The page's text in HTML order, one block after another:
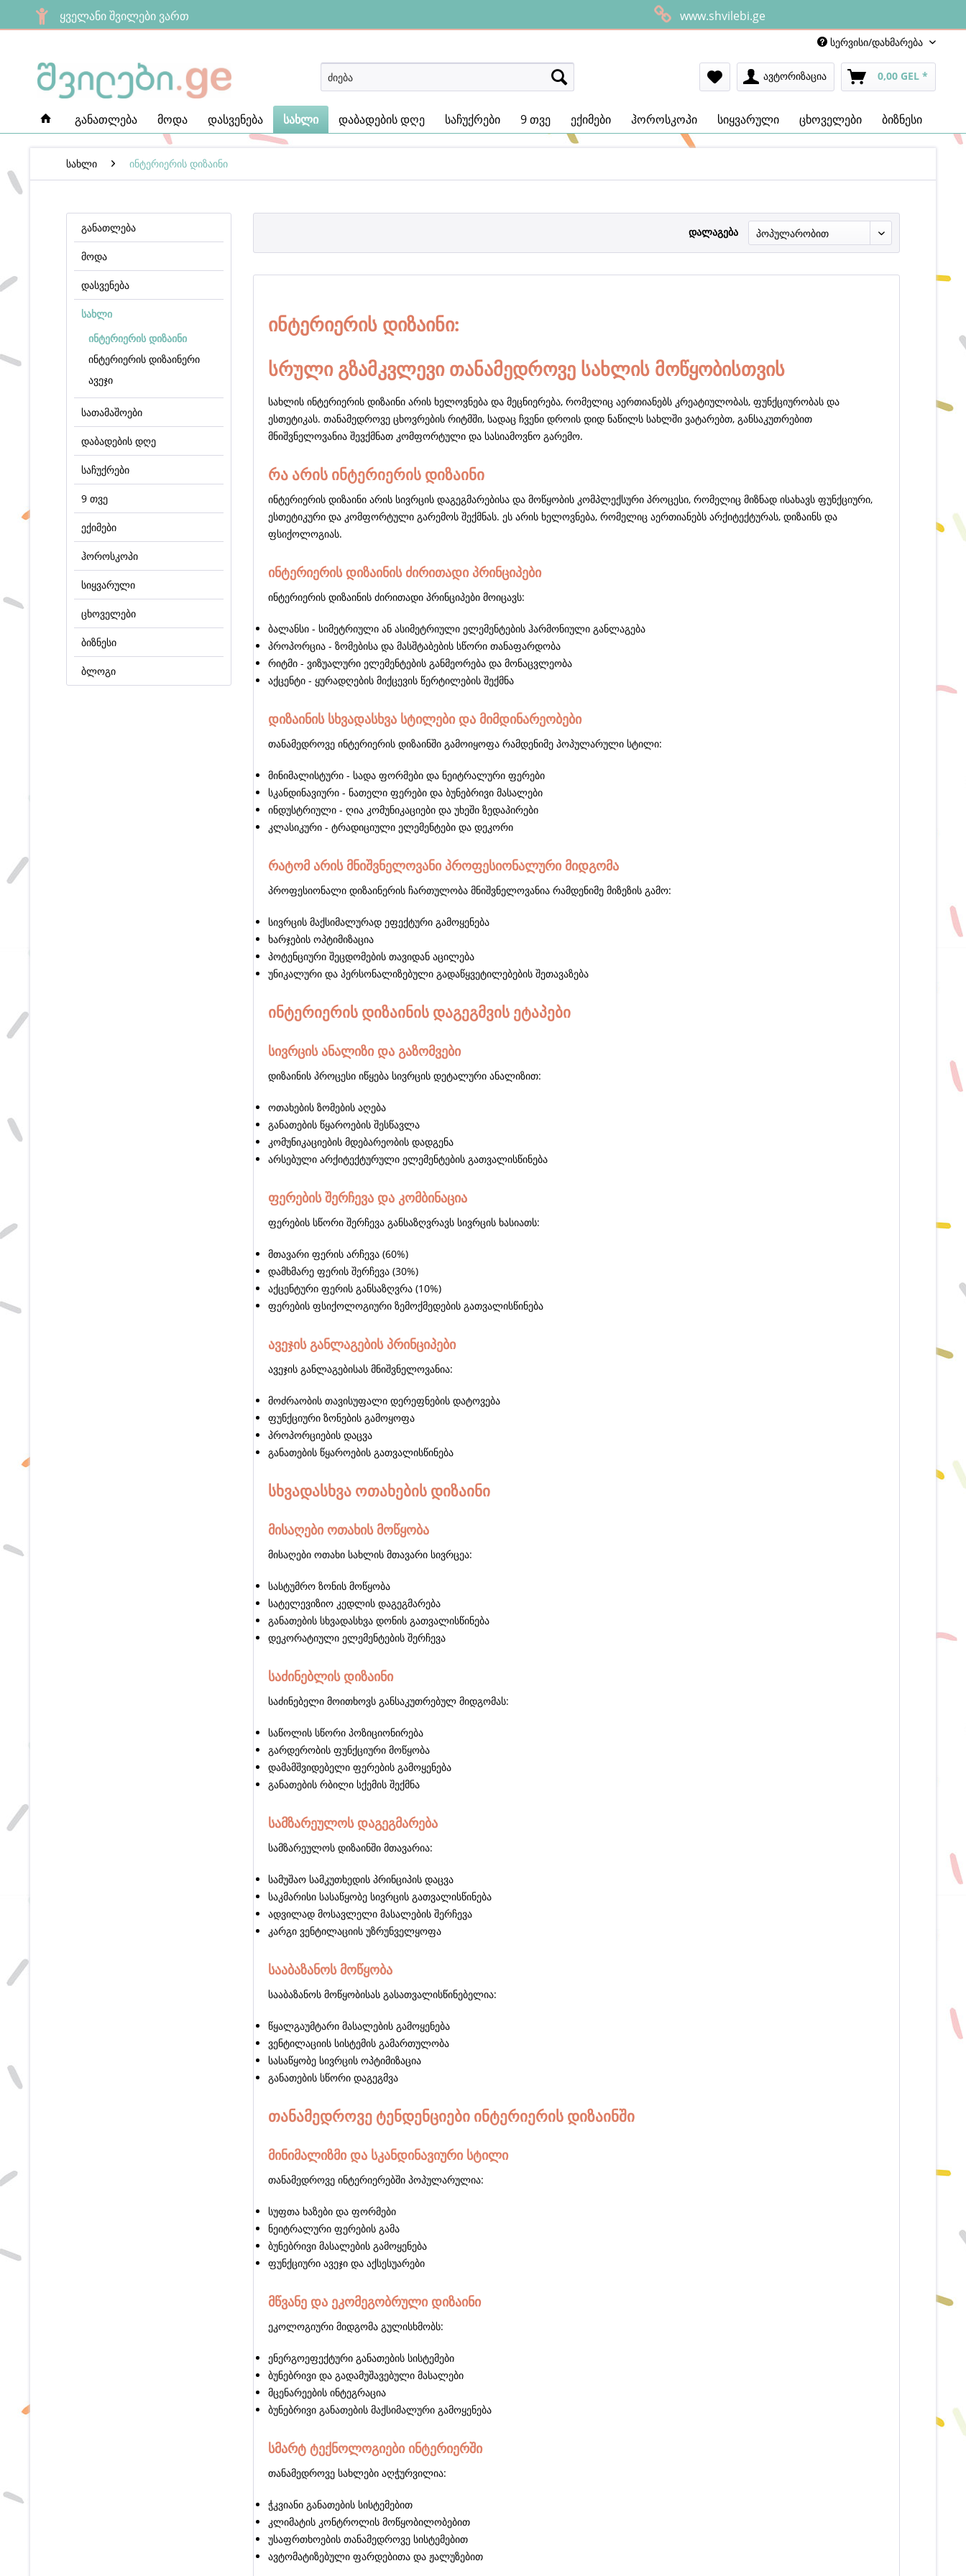
ყველანი შვილები ვართ www.shvilebi.ge
სერვისი/დახმარება
ავტორიზაცია 0,00 GEL *
განათლება მოდა დასვენება სახლი დაბადების დღე საჩუქრები 9 თვე ექიმები ჰოროსკოპი სიყვარული ცხოველები ბიზნესი
სახლი ინტერიერის დიზაინი
განათლება
მოდა
დასვენება
სახლი
ინტერიერის დიზაინი
ინტერიერის დიზაინერი
ავეჯი
სათამაშოები
დაბადების დღე
საჩუქრები
9 თვე
ექიმები
ჰოროსკოპი
სიყვარული
ცხოველები
ბიზნესი
ბლოგი
დალაგება
ინტერიერის დიზაინი:
სრული გზამკვლევი თანამედროვე სახლის მოწყობისთვის
სახლის ინტერიერის დიზაინი არის ხელოვნება და მეცნიერება, რომელიც აერთიანებს კრეატიულობას, ფუნქციურობას და
ესთეტიკას. თანამედროვე ცხოვრების რიტმში, სადაც ჩვენი დროის დიდ ნაწილს სახლში ვატარებთ, განსაკუთრებით
მნიშვნელოვანია შევქმნათ კომფორტული და სასიამოვნო გარემო.
რა არის ინტერიერის დიზაინი
ინტერიერის დიზაინი არის სივრცის დაგეგმარებისა და მოწყობის კომპლექსური პროცესი, რომელიც მიზნად ისახავს ფუნქციური,
ესთეტიკური და კომფორტული გარემოს შექმნას. ეს არის ხელოვნება, რომელიც აერთიანებს არქიტექტურას, დიზაინს და
ფსიქოლოგიას.
ინტერიერის დიზაინის ძირითადი პრინციპები
ინტერიერის დიზაინის ძირითადი პრინციპები მოიცავს:
ბალანსი - სიმეტრიული ან ასიმეტრიული ელემენტების ჰარმონიული განლაგება
პროპორცია - ზომებისა და მასშტაბების სწორი თანაფარდობა
რიტმი - ვიზუალური ელემენტების განმეორება და მონაცვლეობა
აქცენტი - ყურადღების მიქცევის წერტილების შექმნა
დიზაინის სხვადასხვა სტილები და მიმდინარეობები
თანამედროვე ინტერიერის დიზაინში გამოიყოფა რამდენიმე პოპულარული სტილი:
მინიმალისტური - სადა ფორმები და ნეიტრალური ფერები
სკანდინავიური - ნათელი ფერები და ბუნებრივი მასალები
ინდუსტრიული - ღია კომუნიკაციები და უხეში ზედაპირები
კლასიკური - ტრადიციული ელემენტები და დეკორი
რატომ არის მნიშვნელოვანი პროფესიონალური მიდგომა
პროფესიონალი დიზაინერის ჩართულობა მნიშვნელოვანია რამდენიმე მიზეზის გამო:
სივრცის მაქსიმალურად ეფექტური გამოყენება
ხარჯების ოპტიმიზაცია
პოტენციური შეცდომების თავიდან აცილება
უნიკალური და პერსონალიზებული გადაწყვეტილებების შეთავაზება
ინტერიერის დიზაინის დაგეგმვის ეტაპები
სივრცის ანალიზი და გაზომვები
დიზაინის პროცესი იწყება სივრცის დეტალური ანალიზით:
ოთახების ზომების აღება
განათების წყაროების შესწავლა
კომუნიკაციების მდებარეობის დადგენა
არსებული არქიტექტურული ელემენტების გათვალისწინება
ფერების შერჩევა და კომბინაცია
ფერების სწორი შერჩევა განსაზღვრავს სივრცის ხასიათს:
მთავარი ფერის არჩევა (60%)
დამხმარე ფერის შერჩევა (30%)
აქცენტური ფერის განსაზღვრა (10%)
ფერების ფსიქოლოგიური ზემოქმედების გათვალისწინება
ავეჯის განლაგების პრინციპები
ავეჯის განლაგებისას მნიშვნელოვანია:
მოძრაობის თავისუფალი დერეფნების დატოვება
ფუნქციური ზონების გამოყოფა
პროპორციების დაცვა
განათების წყაროების გათვალისწინება
სხვადასხვა ოთახების დიზაინი
მისაღები ოთახის მოწყობა
მისაღები ოთახი სახლის მთავარი სივრცეა:
სასტუმრო ზონის მოწყობა
სატელევიზიო კედლის დაგეგმარება
განათების სხვადასხვა დონის გათვალისწინება
დეკორატიული ელემენტების შერჩევა
საძინებლის დიზაინი
საძინებელი მოითხოვს განსაკუთრებულ მიდგომას:
საწოლის სწორი პოზიციონირება
გარდერობის ფუნქციური მოწყობა
დამამშვიდებელი ფერების გამოყენება
განათების რბილი სქემის შექმნა
სამზარეულოს დაგეგმარება
სამზარეულოს დიზაინში მთავარია:
სამუშაო სამკუთხედის პრინციპის დაცვა
საკმარისი სასაწყობე სივრცის გათვალისწინება
ადვილად მოსავლელი მასალების შერჩევა
კარგი ვენტილაციის უზრუნველყოფა
სააბაზანოს მოწყობა
სააბაზანოს მოწყობისას გასათვალისწინებელია:
წყალგაუმტარი მასალების გამოყენება
ვენტილაციის სისტემის გამართულობა
სასაწყობე სივრცის ოპტიმიზაცია
განათების სწორი დაგეგმვა
თანამედროვე ტენდენციები ინტერიერის დიზაინში
მინიმალიზმი და სკანდინავიური სტილი
თანამედროვე ინტერიერებში პოპულარულია:
სუფთა ხაზები და ფორმები
ნეიტრალური ფერების გამა
ბუნებრივი მასალების გამოყენება
ფუნქციური ავეჯი და აქსესუარები
მწვანე და ეკომეგობრული დიზაინი
ეკოლოგიური მიდგომა გულისხმობს:
ენერგოეფექტური განათების სისტემები
ბუნებრივი და გადამუშავებული მასალები
მცენარეების ინტეგრაცია
ბუნებრივი განათების მაქსიმალური გამოყენება
სმარტ ტექნოლოგიები ინტერიერში
თანამედროვე სახლები აღჭურვილია:
ჭკვიანი განათების სისტემებით
კლიმატის კონტროლის მოწყობილობებით
უსაფრთხოების თანამედროვე სისტემებით
ავტომატიზებული ფარდებითა და ჟალუზებით